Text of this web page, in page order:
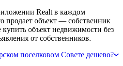
Realt в каждом
продает объект — собственник
купить объект недвижимости без
от собственников.
поселковом Совете дешево?